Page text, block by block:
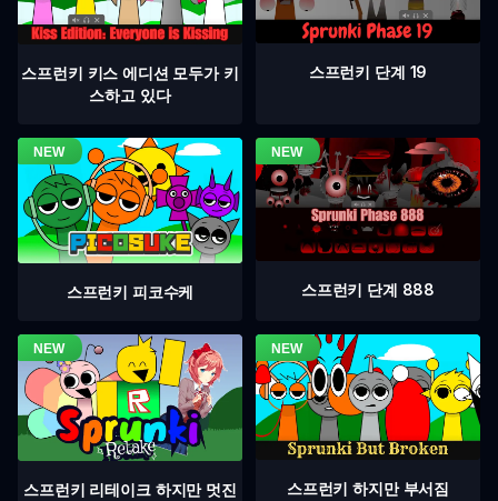
스프런키 키스 에디션 모두가 키
스하고 있다
스프런키 단계 19
스프런키 피코수케 스프런키 단계 888
스프런키 리테이크 하지만 멋진 스프런키 하지만 부서짐